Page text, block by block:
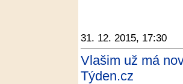
31. 12. 2015, 17:30
Vlašim už má
Týden.cz